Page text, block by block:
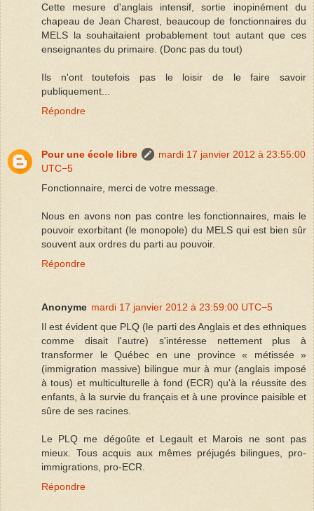
Cette mesure d'anglais intensif, sortie inopinément du
chapeau de Jean Charest, beaucoup de fonctionnaires du
MELS la souhaitaient probablement tout autant que ces
enseignantes du primaire. (Donc pas du tout)
Ils n'ont toutefois pas le loisir de le faire savoir
publiquement...
Répondre
Pour une école libre
mardi 17 janvier 2012 à 23:55:00
UTC−5
Fonctionnaire, merci de votre message.
Nous en avons non pas contre les fonctionnaires, mais le
pouvoir exorbitant (le monopole) du MELS qui est bien sûr
souvent aux ordres du parti au pouvoir.
Répondre
Anonyme mardi 17 janvier 2012 à 23:59:00 UTC−5
Il est évident que PLQ (le parti des Anglais et des ethniques
comme disait l'autre) s'intéresse nettement plus à
transformer le Québec en une province « métissée »
(immigration massive) bilingue mur à mur (anglais imposé
à tous) et multiculturelle à fond (ECR) qu'à la réussite des
enfants, à la survie du français et à une province paisible et
sûre de ses racines.
Le PLQ me dégoûte et Legault et Marois ne sont pas
mieux. Tous acquis aux mêmes préjugés bilingues, pro-
immigrations, pro-ECR.
Répondre